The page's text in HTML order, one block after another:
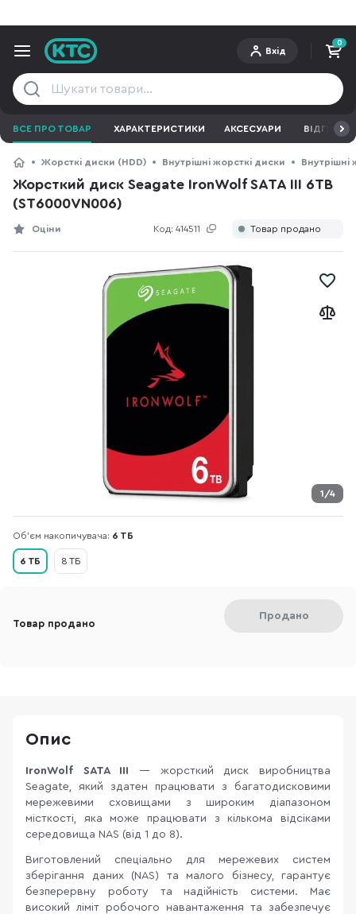
Вхід
0
ВСЕ ПРО ТОВАР ХАРАКТЕРИСТИКИ АКСЕСУАРИ ВІДГУКИ
Жорсткі диски (HDD) Внутрішні жорсткі диски Внутрішні
Жорсткий диск Seagate IronWolf SATA III 6TB
(ST6000VN006)
Код: 414511
Оціни Товар продано
1/4
Об'єм накопичувача: 6 ТБ
6 ТБ 8 ТБ
Товар продано
Продано
Опис
IronWolf SATA III — жорсткий диск виробництва
Seagate, який здатен працювати з багатодисковими
мережевими сховищами з широким діапазоном
місткості, яка може працювати з кількома відсіками
середовища NAS (від 1 до 8).
Виготовлений спеціально для мережевих систем
зберігання даних (NAS) та малого бізнесу, гарантує
безперервну роботу та надійність системи. Має
високий ліміт робочого навантаження та забезпечує